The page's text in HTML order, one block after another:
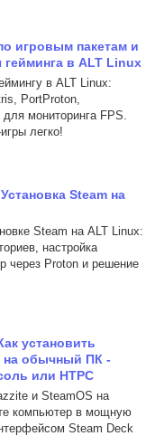
игровым пакетам и
гейминга в ALT Linux
в ALT Linux:
PortProton,
мониторинга FPS.
легко!
Steam на
Steam на ALT Linux:
настройка
через Proton и решение
установить
на обычный ПК -
или HTPC
и SteamOS на
компьютер в мощную
Steam Deck